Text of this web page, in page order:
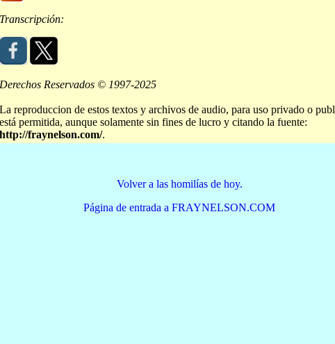
Transcripción:
Derechos Reservados © 1997-2025
La reproduccion de estos textos y archivos de audio, para uso privado o
está permitida, aunque solamente sin fines de lucro y citando la fuente:
http://fraynelson.com/.
Volver a las homilías de hoy.
Página de entrada a FRAYNELSON.COM